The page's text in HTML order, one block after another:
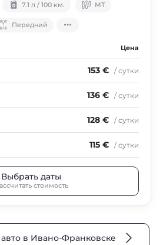
7.1 л / 100 км. МТ
Передний
Цена
153 € / сутки
136 € / сутки
128 € / сутки
115 € / сутки
Выбрать даты
стоимость
в Ивано-Франковске